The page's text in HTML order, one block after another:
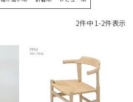
2件中 1-2件表示